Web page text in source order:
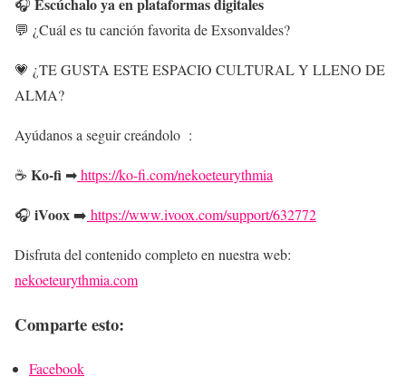
🎧 Escúchalo ya en plataformas digitales
💬 ¿Cuál es tu canción favorita de Exsonvaldes?
💗 ¿TE GUSTA ESTE ESPACIO CULTURAL Y LLENO DE
ALMA?
Ayúdanos a seguir creándolo :
☕ Ko-fi ➡https://ko-fi.com/nekoeteurythmia
🎧 iVoox➡️ https://www.ivoox.com/support/632772
Disfruta del contenido completo en nuestra web:
nekoeteurythmia.com
Comparte esto:
Facebook